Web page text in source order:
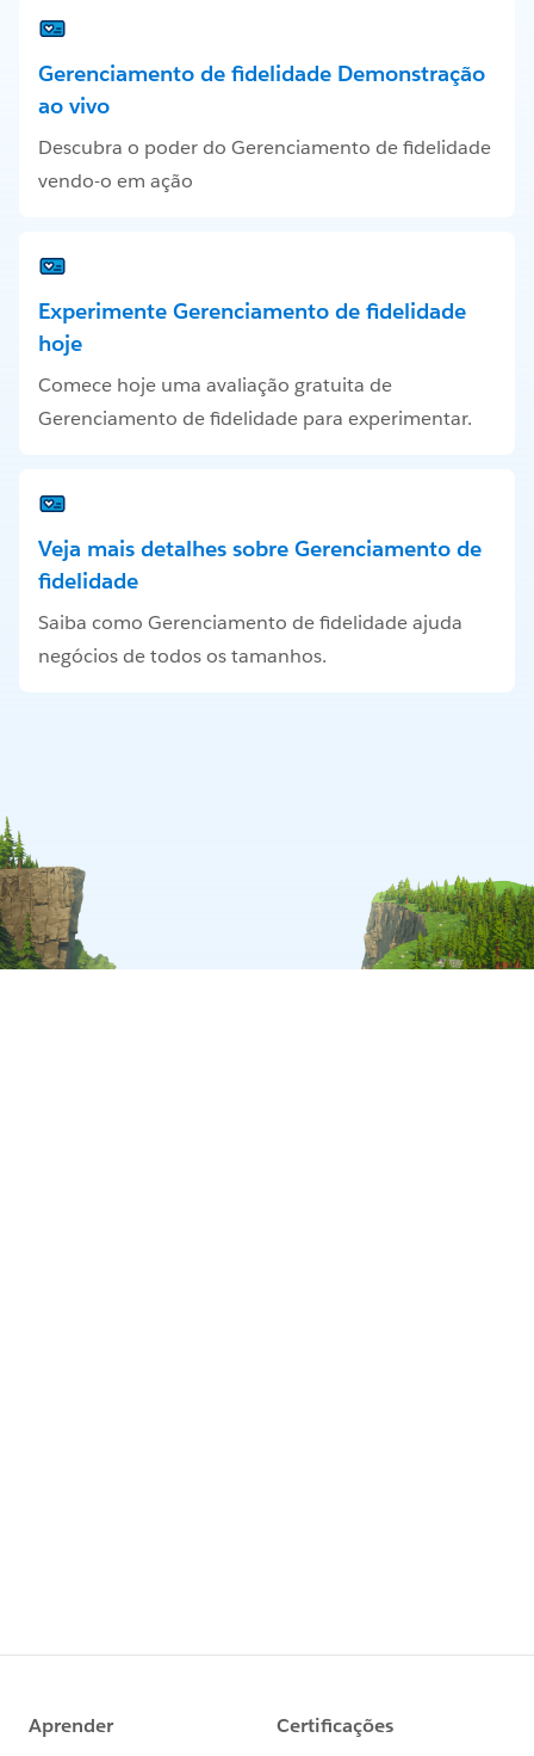
Gerenciamento de fidelidade Demonstração
ao vivo
Descubra o poder do Gerenciamento de fidelidade
vendo-o em ação
Experimente Gerenciamento de fidelidade
hoje
Comece hoje uma avaliação gratuita de
Gerenciamento de fidelidade para experimentar.
Veja mais detalhes sobre Gerenciamento de
fidelidade
Saiba como Gerenciamento de fidelidade ajuda
negócios de todos os tamanhos.